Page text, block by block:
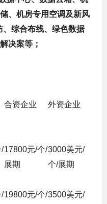
、机房专用空调及新风
综合布线、绿色数据
决案等；
合资企业 外资企业
/17800元/个/
展期
3000美元/
个/展期
/19800元/个/3500美元/